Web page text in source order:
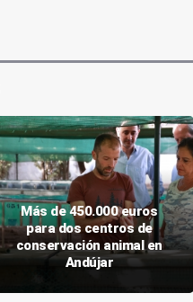
Más de 450.000 euros
para dos centros de
conservación animal en
Andújar